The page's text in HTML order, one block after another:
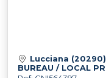
Lucciana (20290)